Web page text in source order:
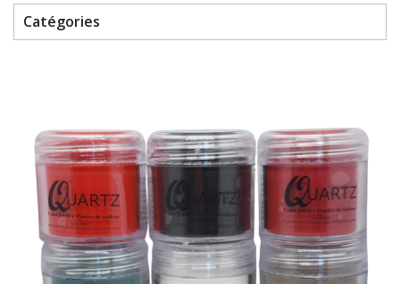
Catégories